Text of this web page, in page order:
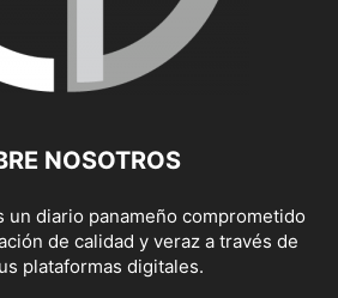
NOSOTROS
un diario panameño comprometido
de calidad y veraz a través de
plataformas digitales.